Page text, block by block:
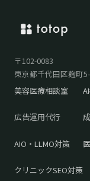
〒102-0083
東京都千代田区麹町
美容医療相談室
広告運用代行
AIO・LLMO対策
クリニックSEO対策